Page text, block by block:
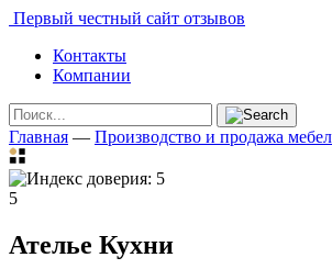
Первый честный сайт отзывов
Контакты
Компании
Главная — Производство и продажа
5
Ателье Кухни